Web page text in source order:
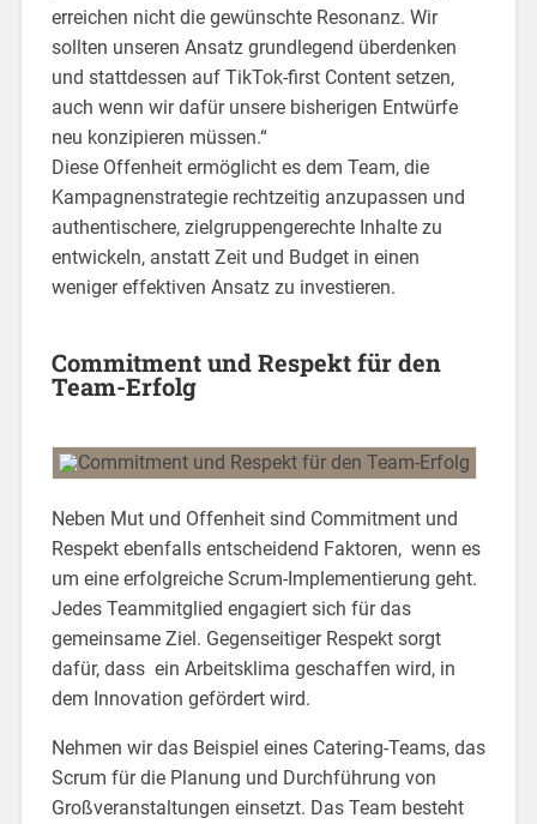
erreichen nicht die gewünschte Resonanz. Wir
sollten unseren Ansatz grundlegend überdenken
und stattdessen auf TikTok-first Content setzen,
auch wenn wir dafür unsere bisherigen Entwürfe
neu konzipieren müssen.“
Diese Offenheit ermöglicht es dem Team, die
Kampagnenstrategie rechtzeitig anzupassen und
authentischere, zielgruppengerechte Inhalte zu
entwickeln, anstatt Zeit und Budget in einen
weniger effektiven Ansatz zu investieren.
Commitment und Respekt für den
Team-Erfolg
Neben Mut und Offenheit sind Commitment und
Respekt ebenfalls entscheidend Faktoren, wenn es
um eine erfolgreiche Scrum-Implementierung geht.
Jedes Teammitglied engagiert sich für das
gemeinsame Ziel. Gegenseitiger Respekt sorgt
dafür, dass ein Arbeitsklima geschaffen wird, in
dem Innovation gefördert wird.
Nehmen wir das Beispiel eines Catering-Teams, das
Scrum für die Planung und Durchführung von
Großveranstaltungen einsetzt. Das Team besteht